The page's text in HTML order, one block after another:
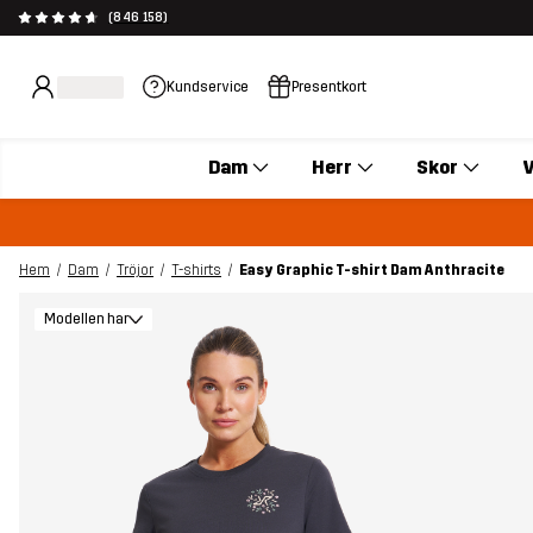
(846 158)
Kundservice Presentkort
Dam Herr Skor
Hem Dam Tröjor T-shirts Easy Graphic T-shirt Dam Anthracite
Modellen har